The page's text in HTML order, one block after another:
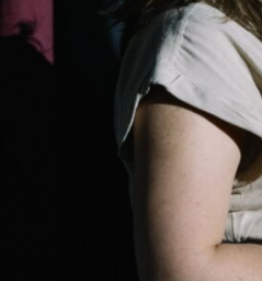
Bármikor leiratkozhatsz a
adatvédelmi előírásoknak
tájékozódhatsz, a következő linken: